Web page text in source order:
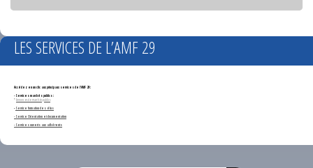
LES SERVICES DE L’AMF 29
Accédez en un clic aux principaux services de l'AMF 29 :
- Services marchés publics :
*Annonces de marchés publics
-Service formation des élus
- Service Orientation et documentation
- Services ouverts aux adhérents